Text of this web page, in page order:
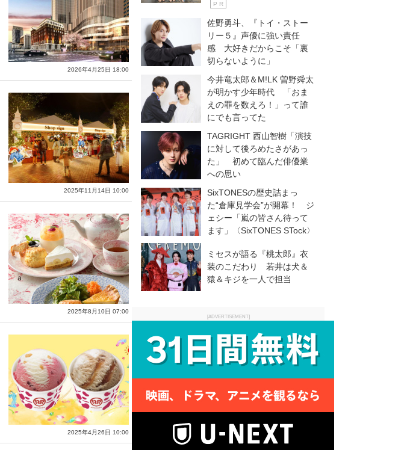
2026年4月25日 18:00
2025年11月14日 10:00
2025年8月10日 07:00
2025年4月26日 10:00
P R
佐野勇斗、『トイ・ストー
リー５』声優に強い責任
感 大好きだからこそ「裏
切らないように」
今井竜太郎＆M!LK 曽野舜太
が明かす少年時代 「おま
えの罪を数えろ！」って誰
にでも言ってた
TAGRIGHT 西山智樹「演技
に対して後ろめたさがあっ
た」 初めて臨んだ俳優業
への思い
SixTONESの歴史詰まっ
た“倉庫見学会”が開幕！ ジ
ェシー「嵐の皆さん待って
ます」〈SixTONES STock〉
ミセスが語る『桃太郎』衣
装のこだわり 若井は犬＆
猿＆キジを一人で担当
[ADVERTISEMENT]